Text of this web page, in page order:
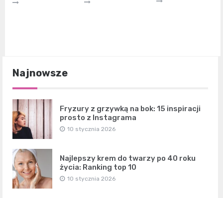
Najnowsze
Fryzury z grzywką na bok: 15 inspiracji
prosto z Instagrama
10 stycznia 2026
Najlepszy krem do twarzy po 40 roku
życia: Ranking top 10
10 stycznia 2026